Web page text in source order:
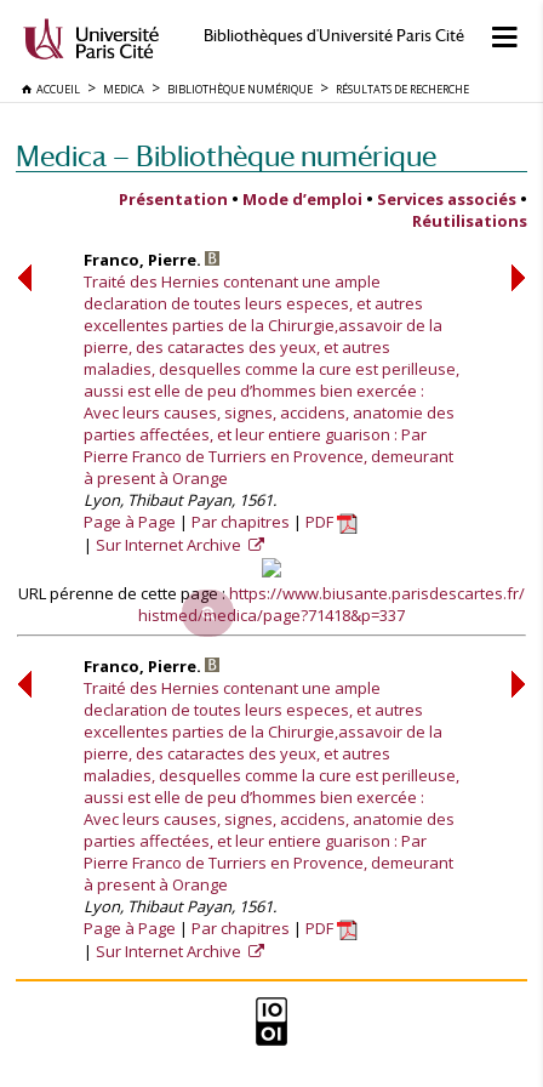
Bibliothèques d'Université Paris Cité
ACCUEIL MEDICA BIBLIOTHÈQUE NUMÉRIQUE RÉSULTATS DE RECHERCHE
Medica — Bibliothèque numérique
Présentation • Mode d’emploi • Services associés •
Réutilisations
Franco, Pierre.
Traité des Hernies contenant une ample
declaration de toutes leurs especes, et autres
excellentes parties de la Chirurgie,assavoir de la
pierre, des cataractes des yeux, et autres
maladies, desquelles comme la cure est perilleuse,
aussi est elle de peu d’hommes bien exercée :
Avec leurs causes, signes, accidens, anatomie des
parties affectées, et leur entiere guarison : Par
Pierre Franco de Turriers en Provence, demeurant
à present à Orange
Lyon, Thibaut Payan, 1561.
Page à Page
Par chapitres
PDF
Sur Internet Archive
URL pérenne de cette page :https://www.biusante.parisdescartes.fr/
histmed/medica/page?71418&p=337
Franco, Pierre.
Traité des Hernies contenant une ample
declaration de toutes leurs especes, et autres
excellentes parties de la Chirurgie,assavoir de la
pierre, des cataractes des yeux, et autres
maladies, desquelles comme la cure est perilleuse,
aussi est elle de peu d’hommes bien exercée :
Avec leurs causes, signes, accidens, anatomie des
parties affectées, et leur entiere guarison : Par
Pierre Franco de Turriers en Provence, demeurant
à present à Orange
Lyon, Thibaut Payan, 1561.
Page à Page
Par chapitres
PDF
Sur Internet Archive